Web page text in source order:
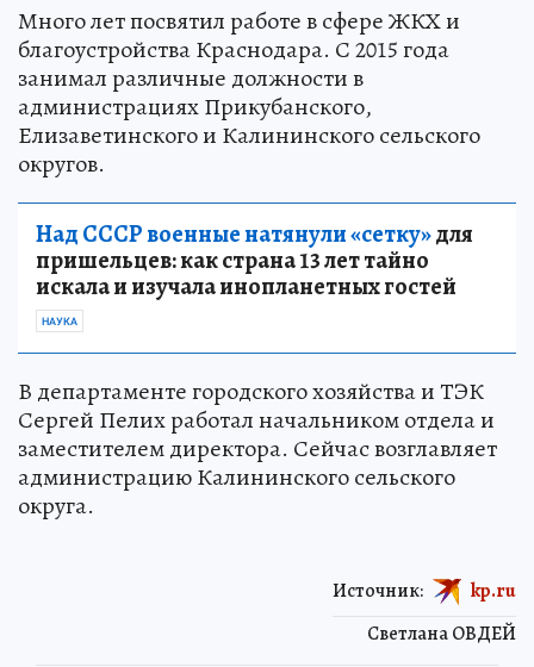
Много лет посвятил работе в сфере ЖКХ и
благоустройства Краснодара. С 2015 года
занимал различные должности в
администрациях Прикубанского,
Елизаветинского и Калининского сельского
округов.
Над СССР военные натянули «сетку»для
пришельцев: как страна 13 лет тайно
искала и изучала инопланетных гостей
НАУКА
В департаменте городского хозяйства и ТЭК
Сергей Пелих работал начальником отдела и
заместителем директора. Сейчас возглавляет
администрацию Калининского сельского
округа.
Светлана ОВДЕЙ
Источник: kp.ru